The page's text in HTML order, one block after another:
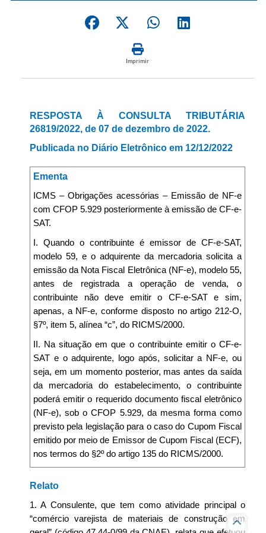
Imprimir
RESPOSTA À CONSULTA TRIBUTÁRIA
26819/2022, de 07 de dezembro de 2022.
Publicada no Diário Eletrônico em 12/12/2022
Ementa
ICMS – Obrigações acessórias – Emissão de NF-e
com CFOP 5.929 posteriormente à emissão de CF-e-
SAT.
I. Quando o contribuinte é emissor de CF-e-SAT,
modelo 59, e o adquirente da mercadoria solicita a
emissão da Nota Fiscal Eletrônica (NF-e), modelo 55,
antes de registrada a operação de venda, o
contribuinte não deve emitir o CF-e-SAT e sim,
apenas, a NF-e, conforme disposto no artigo 212-O,
§7º, item 5, alínea “c”, do RICMS/2000.
II. Na situação em que o contribuinte emitir o CF-e-
SAT e o adquirente, logo após, solicitar a NF-e, ou
seja, em um momento posterior, mas antes da saída
da mercadoria do estabelecimento, o contribuinte
poderá emitir o requerido documento fiscal eletrônico
(NF-e), sob o CFOP 5.929, da mesma forma como
previsto pela legislação para o caso do Cupom Fiscal
emitido por meio de Emissor de Cupom Fiscal (ECF),
nos termos do §2º do artigo 135 do RICMS/2000.
Relato
1. A Consulente, que tem como atividade principal o
“comércio varejista de materiais de construção em